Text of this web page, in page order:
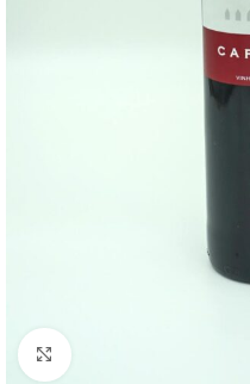
Clique para ampliar